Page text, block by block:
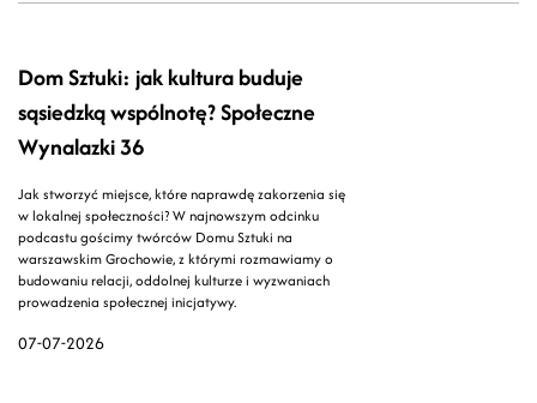
07-07-2026
Dom Sztuki: jak kultura buduje
sąsiedzką wspólnotę? Społeczne
Wynalazki 36
Jak stworzyć miejsce, które naprawdę zakorzenia się
w lokalnej społeczności? W najnowszym odcinku
podcastu gościmy twórców Domu Sztuki na
warszawskim Grochowie, z którymi rozmawiamy o
budowaniu relacji, oddolnej kulturze i wyzwaniach
prowadzenia społecznej inicjatywy.